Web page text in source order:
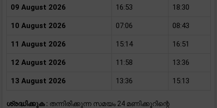
09 August 2026 16:53 18:30
10 August 2026 07:06 08:43
11 August 2026 15:14 16:51
12 August 2026 11:58 13:36
13 August 2026 13:36 15:13
ശ്രദ്ധിക്കുക : തന്നിരിക്കുന്ന സമയം 24 മണിക്കൂറിന്റെ